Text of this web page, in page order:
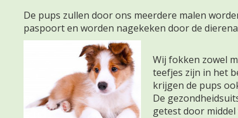
De pups zullen door ons meerdere malen
paspoort en worden nagekeken door de
Wij fokken zowel
teefjes zijn in het
krijgen de pups
De
getest door